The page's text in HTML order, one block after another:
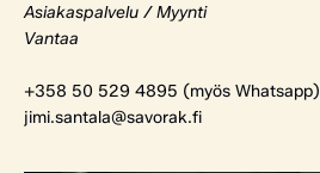
Asiakaspalvelu / Myynti
Vantaa
+358 50 529 4895 (myös Whatsapp)
jimi.santala@savorak.fi